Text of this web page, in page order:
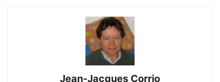
Jean-Jacques Corrio